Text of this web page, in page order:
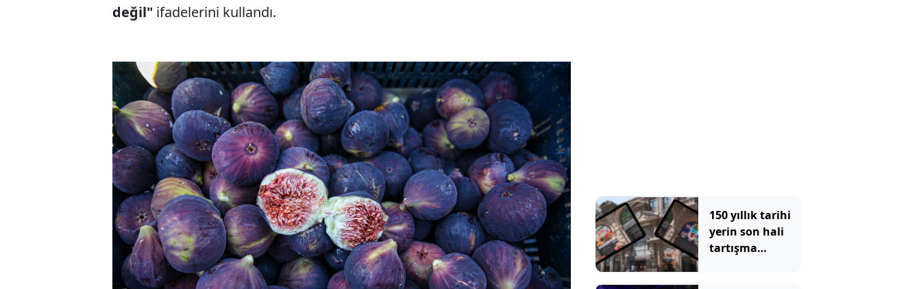
değil" ifadelerini kullandı.
150 yıllık tarihi
yerin son hali
tartışma